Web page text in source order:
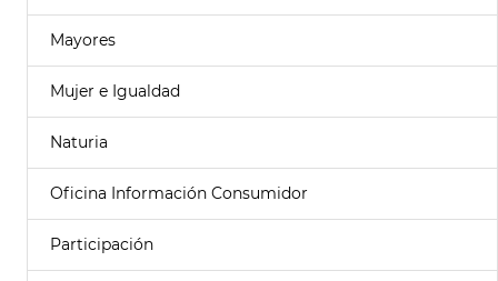
Mayores
Mujer e Igualdad
Naturia
Oficina Información Consumidor
Participación